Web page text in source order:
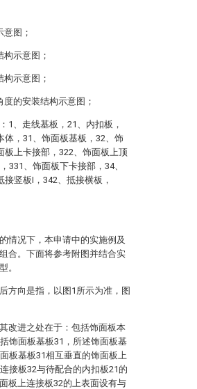
图；
示意图；
示意图；
的安装结构示意图；
1、走线基板，21、内扣板，
体，31、饰面板基板，32、饰
板上卡接部，322、饰面板上顶
331、饰面板下卡接部，34、
竖板I，342、抵接横板，
情况下，本申请中的实施例及
合。下面将参考附图并结合实
。
方向是指，以图1所示为准，图
改进之处在于：包括饰面板本
饰面板基板31，所述饰面板基
板基板31相互垂直的饰面板上
接板32与待配合的内扣板21的
板上连接板32的上表面设有与